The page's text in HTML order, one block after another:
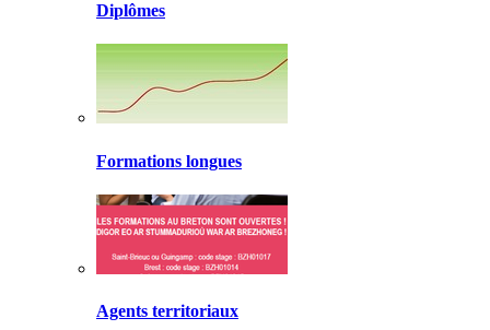
Diplômes
Formations longues
Agents territoriaux